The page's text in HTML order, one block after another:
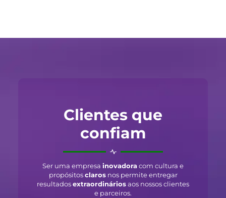
Clientes que
confiam
Ser uma empresa inovadoracom cultura e
propósitosclarosnos permite entregar
resultadosextraordináriosaos nossos clientes
e parceiros.